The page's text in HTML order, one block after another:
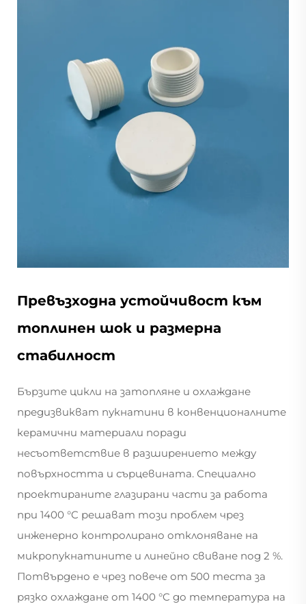
Превъзходна устойчивост към
топлинен шок и размерна
стабилност
Бързите цикли на затопляне и охлаждане
предизвикват пукнатини в конвенционалните
керамични материали поради
несъответствие в разширението между
повърхността и сърцевината. Специално
проектираните глазирани части за работа
при 1400 °C решават този проблем чрез
инженерно контролирано отклоняване на
микропукнатините и линейно свиване под 2 %.
Потвърдено е чрез повече от 500 теста за
рязко охлаждане от 1400 °C до температура на